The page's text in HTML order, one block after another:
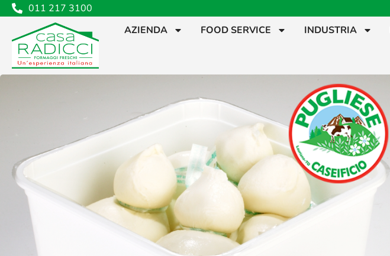
011 217 3100
AZIENDA
FOOD SERVICE INDUSTRIA